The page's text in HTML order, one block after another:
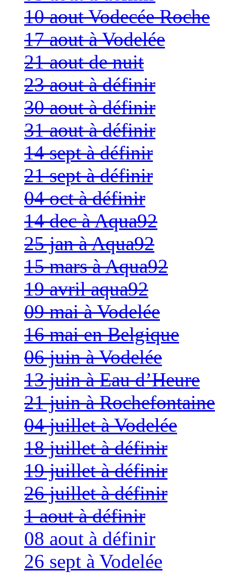
10 aout Vodecée Roche
17 aout à Vodelée
21 aout de nuit
23 aout à définir
30 aout à définir
31 aout à définir
14 sept à définir
21 sept à définir
04 oct à définir
14 dec à Aqua92
25 jan à Aqua92
15 mars à Aqua92
19 avril aqua92
09 mai à Vodelée
16 mai en Belgique
06 juin à Vodelée
13 juin à Eau d’Heure
21 juin à Rochefontaine
04 juillet à Vodelée
18 juillet à définir
19 juillet à définir
26 juillet à définir
1 aout à définir
08 aout à définir
26 sept à Vodelée